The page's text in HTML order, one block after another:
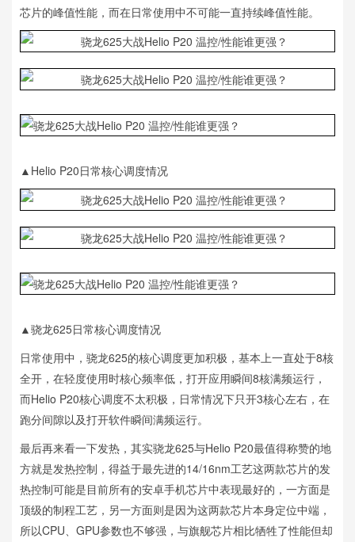
芯片的峰值性能，而在日常使用中不可能一直持续峰值性能。
▲Helio P20日常核心调度情况
▲骁龙625日常核心调度情况
日常使用中，骁龙625的核心调度更加积极，基本上一直处于8核
全开，在轻度使用时核心频率低，打开应用瞬间8核满频运行，
而Helio P20核心调度不太积极，日常情况下只开3核心左右，在
跑分间隙以及打开软件瞬间满频运行。
最后再来看一下发热，其实骁龙625与Helio P20最值得称赞的地
方就是发热控制，得益于最先进的14/16nm工艺这两款芯片的发
热控制可能是目前所有的安卓手机芯片中表现最好的，一方面是
顶级的制程工艺，另一方面则是因为这两款芯片本身定位中端，
所以CPU、GPU参数也不够强，与旗舰芯片相比牺牲了性能但却